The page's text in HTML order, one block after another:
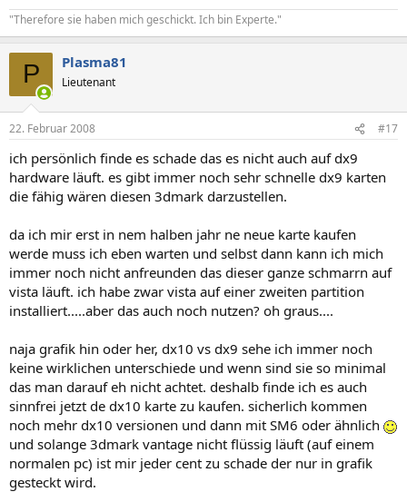
"Therefore sie haben mich geschickt. Ich bin Experte."
P Plasma81
Lieutenant
22. Februar 2008 #17
ich persönlich finde es schade das es nicht auch auf dx9
hardware läuft. es gibt immer noch sehr schnelle dx9 karten
die fähig wären diesen 3dmark darzustellen.
da ich mir erst in nem halben jahr ne neue karte kaufen
werde muss ich eben warten und selbst dann kann ich mich
immer noch nicht anfreunden das dieser ganze schmarrn auf
vista läuft. ich habe zwar vista auf einer zweiten partition
installiert.....aber das auch noch nutzen? oh graus....
naja grafik hin oder her, dx10 vs dx9 sehe ich immer noch
keine wirklichen unterschiede und wenn sind sie so minimal
das man darauf eh nicht achtet. deshalb finde ich es auch
sinnfrei jetzt de dx10 karte zu kaufen. sicherlich kommen
noch mehr dx10 versionen und dann mit SM6 oder ähnlich
und solange 3dmark vantage nicht flüssig läuft (auf einem
normalen pc) ist mir jeder cent zu schade der nur in grafik
gesteckt wird.